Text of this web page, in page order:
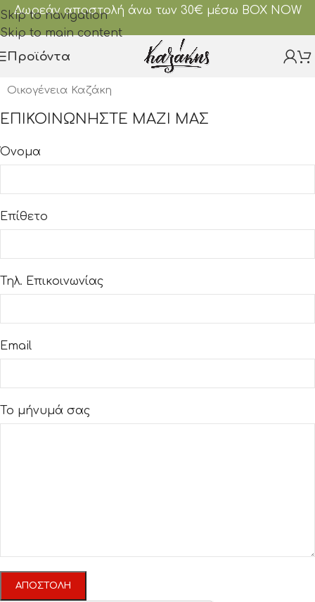
Skip to navigation
Skip to main content
Δωρεάν αποστολή άνω των 30€ μέσω BOX NOW
Προϊόντα
Οικογένεια Καζάκη
ΕΠΙΚΟΙΝΩΝΗΣΤΕ ΜΑΖΙ ΜΑΣ
Όνομα
Επίθετο
Τηλ. Επικοινωνίας
Email
Το μήνυμά σας